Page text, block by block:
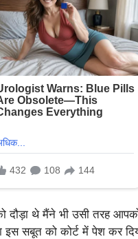
दौड़ा थे मैंने भी उसी तरह
सबूत को कोर्ट में पेश कर